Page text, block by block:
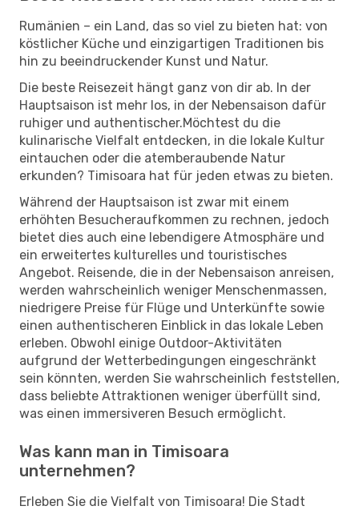
Rumänien – ein Land, das so viel zu bieten hat: von
köstlicher Küche und einzigartigen Traditionen bis
hin zu beeindruckender Kunst und Natur.
Die beste Reisezeit hängt ganz von dir ab. In der
Hauptsaison ist mehr los, in der Nebensaison dafür
ruhiger und authentischer.Möchtest du die
kulinarische Vielfalt entdecken, in die lokale Kultur
eintauchen oder die atemberaubende Natur
erkunden? Timisoara hat für jeden etwas zu bieten.
Während der Hauptsaison ist zwar mit einem
erhöhten Besucheraufkommen zu rechnen, jedoch
bietet dies auch eine lebendigere Atmosphäre und
ein erweitertes kulturelles und touristisches
Angebot. Reisende, die in der Nebensaison anreisen,
werden wahrscheinlich weniger Menschenmassen,
niedrigere Preise für Flüge und Unterkünfte sowie
einen authentischeren Einblick in das lokale Leben
erleben. Obwohl einige Outdoor-Aktivitäten
aufgrund der Wetterbedingungen eingeschränkt
sein könnten, werden Sie wahrscheinlich feststellen,
dass beliebte Attraktionen weniger überfüllt sind,
was einen immersiveren Besuch ermöglicht.
Was kann man in Timisoara
unternehmen?
Erleben Sie die Vielfalt von Timisoara! Die Stadt